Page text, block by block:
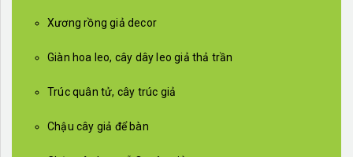
Xương rồng giả decor
Giàn hoa leo, cây dây leo giả thả trần
Trúc quân tử, cây trúc giả
Chậu cây giả để bàn